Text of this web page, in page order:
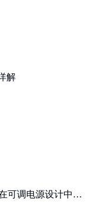
解
可调电源设计中的